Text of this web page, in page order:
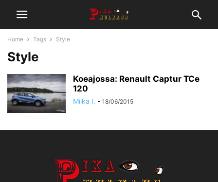
Home Tags Style
Style
Koeajossa: Renault Captur TCe
120
Miika I. - 18/06/2015